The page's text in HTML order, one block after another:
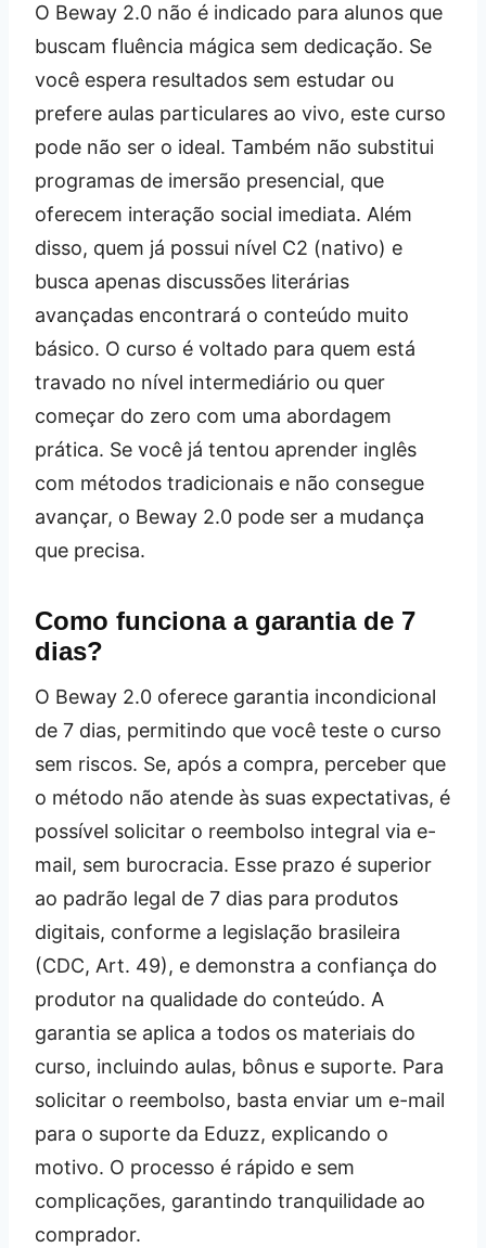
O Beway 2.0 não é indicado para alunos que
buscam fluência mágica sem dedicação. Se
você espera resultados sem estudar ou
prefere aulas particulares ao vivo, este curso
pode não ser o ideal. Também não substitui
programas de imersão presencial, que
oferecem interação social imediata. Além
disso, quem já possui nível C2 (nativo) e
busca apenas discussões literárias
avançadas encontrará o conteúdo muito
básico. O curso é voltado para quem está
travado no nível intermediário ou quer
começar do zero com uma abordagem
prática. Se você já tentou aprender inglês
com métodos tradicionais e não consegue
avançar, o Beway 2.0 pode ser a mudança
que precisa.
Como funciona a garantia de 7
dias?
O Beway 2.0 oferece garantia incondicional
de 7 dias, permitindo que você teste o curso
sem riscos. Se, após a compra, perceber que
o método não atende às suas expectativas, é
possível solicitar o reembolso integral via e-
mail, sem burocracia. Esse prazo é superior
ao padrão legal de 7 dias para produtos
digitais, conforme a legislação brasileira
(CDC, Art. 49), e demonstra a confiança do
produtor na qualidade do conteúdo. A
garantia se aplica a todos os materiais do
curso, incluindo aulas, bônus e suporte. Para
solicitar o reembolso, basta enviar um e-mail
para o suporte da Eduzz, explicando o
motivo. O processo é rápido e sem
complicações, garantindo tranquilidade ao
comprador.